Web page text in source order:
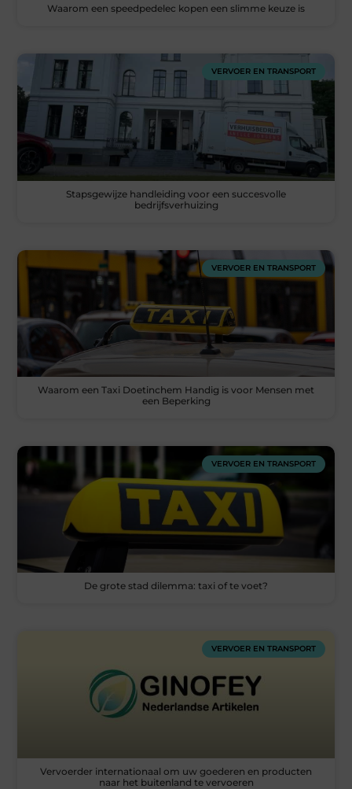
Waarom een speedpedelec kopen een slimme keuze is
VERVOER EN TRANSPORT
Stapsgewijze handleiding voor een succesvolle
bedrijfsverhuizing
VERVOER EN TRANSPORT
Waarom een Taxi Doetinchem Handig is voor Mensen met
een Beperking
VERVOER EN TRANSPORT
De grote stad dilemma: taxi of te voet?
VERVOER EN TRANSPORT
Vervoerder internationaal om uw goederen en producten
naar het buitenland te vervoeren